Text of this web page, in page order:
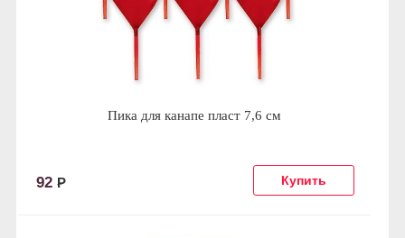
Пика для канапе пласт 7,6 см
92 Р